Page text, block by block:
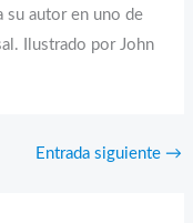
su autor en uno de
Ilustrado por John
Entrada siguiente →